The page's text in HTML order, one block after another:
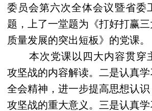
委员会第六次全体会议暨省委
题，上了一堂题为《打好打赢
质量发展的突出短板》的党课。
本次党课以四大内容贯穿
攻坚战的内容解读。二是认真
全会精神，进一步提高思想认
攻坚战的重大意义。三是认真